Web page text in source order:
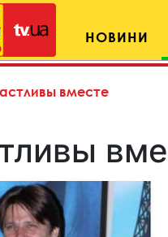
НОВИНИ
вместе